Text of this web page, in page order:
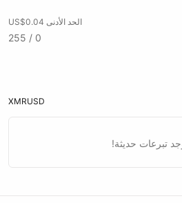
الحد الأدنى US$0.04
0 / 255
USD
XMR
تبرعات حديثة!